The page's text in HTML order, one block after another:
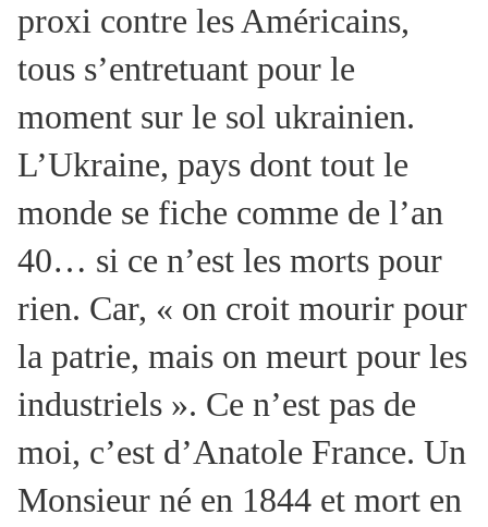
proxi contre les Américains,
tous s’entretuant pour le
moment sur le sol ukrainien.
L’Ukraine, pays dont tout le
monde se fiche comme de l’an
40… si ce n’est les morts pour
rien. Car, « on croit mourir pour
la patrie, mais on meurt pour les
industriels ». Ce n’est pas de
moi, c’est d’Anatole France. Un
Monsieur né en 1844 et mort en